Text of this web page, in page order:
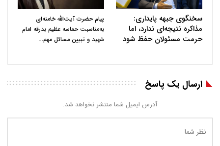
سخنگوی جبهه پایداری:
مذاکره نتیجه‌ای ندارد، اما
حرمت مسئولان حفظ شود
پیام حضرت آیت‌الله خامنه‌ای
به‌مناسبت حماسه عظیم بدرقه امام
شهید و تبیین مسائل مهم…
ارسال یک پاسخ
آدرس ایمیل شما منتشر نخواهد شد.